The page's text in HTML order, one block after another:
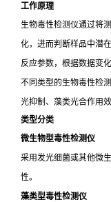
工作原理
生物毒性检测仪通过将
化，进而判断样品中潜
反应参数，根据数据变
不同类型的生物毒性检
光抑制、藻类光合作用
类型分类
微生物型毒性检测仪
采用发光细菌或其他微
性。
藻类型毒性检测仪